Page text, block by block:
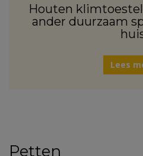
Houten
ander duurzaam
Lees
Petten